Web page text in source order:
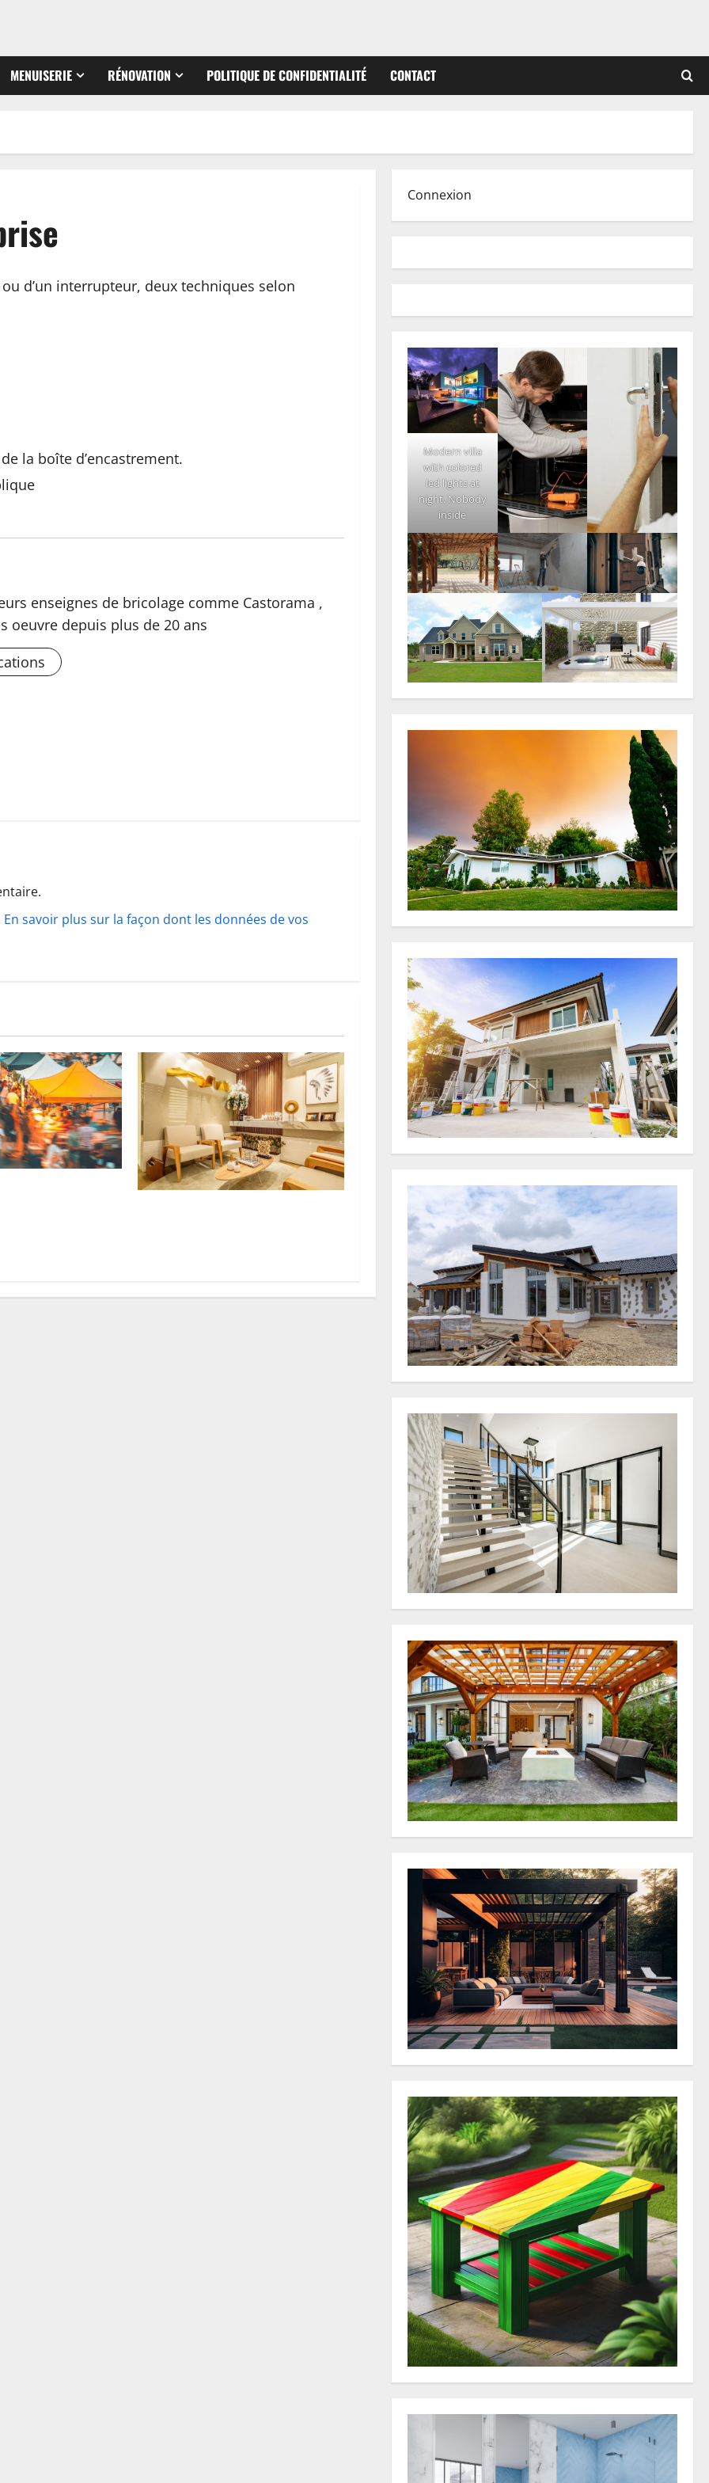
MENUISERIE RÉNOVATION POLITIQUE DE CONFIDENTIALITÉ CONTACT
d’un interrupteur, deux techniques selon
la boîte d’encastrement.
enseignes de bricolage comme Castorama ,
oeuvre depuis plus de 20 ans
En savoir plus sur la façon dont les données de vos
Connexion
Modern villa
with colored
led lights at
night. Nobody
inside